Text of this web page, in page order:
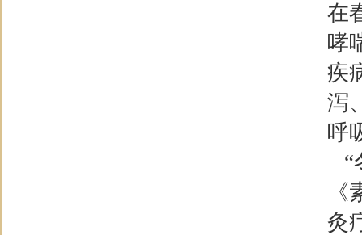
在
哮
疾
泻
呼
“
灸